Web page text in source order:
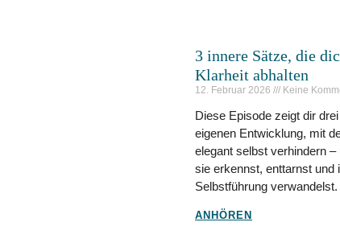
3 innere Sätze, die
Klarheit abhalten
12. Februar 2026 Keine
Diese Episode zeigt dir
eigenen Entwicklung, mit
elegant selbst verhindern –
sie erkennst, enttarnst und
Selbstführung verwandelst.
ANHÖREN